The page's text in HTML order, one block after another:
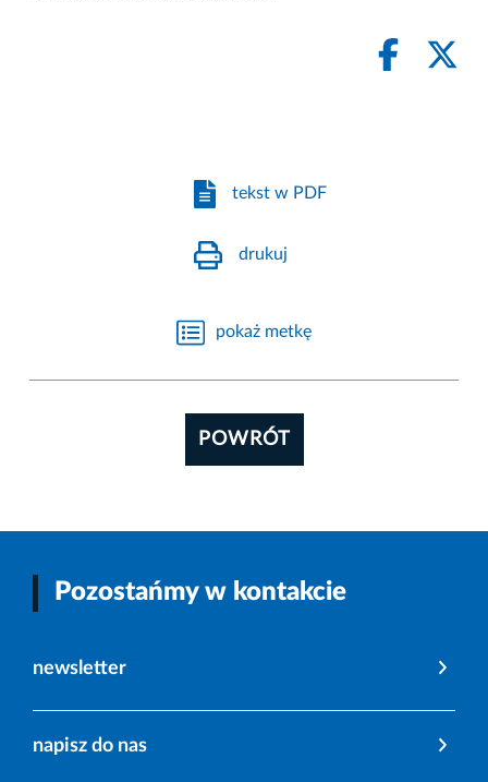
tekst w PDF
drukuj
pokaż metkę
POWRÓT
Pozostańmy w kontakcie
newsletter
napisz do nas